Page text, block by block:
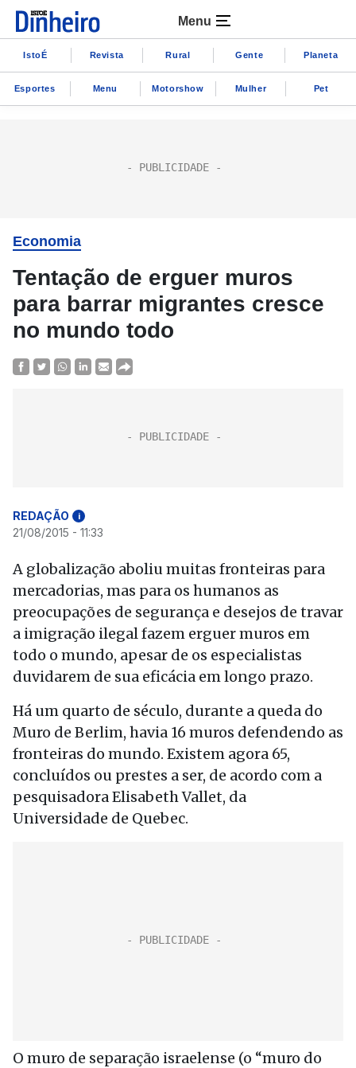
Menu
IstoÉ Revista Rural Gente Planeta
Esportes Menu Motorshow Mulher Pet
Economia
Tentação de erguer muros
para barrar migrantes cresce
no mundo todo
REDAÇÃO i
21/08/2015 - 11:33
A globalização aboliu muitas fronteiras para
mercadorias, mas para os humanos as
preocupações de segurança e desejos de travar
a imigração ilegal fazem erguer muros em
todo o mundo, apesar de os especialistas
duvidarem de sua eficácia em longo prazo.
Há um quarto de século, durante a queda do
Muro de Berlim, havia 16 muros defendendo as
fronteiras do mundo. Existem agora 65,
concluídos ou prestes a ser, de acordo com a
pesquisadora Elisabeth Vallet, da
Universidade de Quebec.
O muro de separação israelense (o “muro do